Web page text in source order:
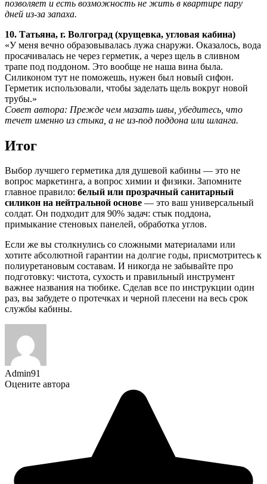
позволяет и есть возможность не жить в квартире пару
дней из-за запаха.
10. Татьяна, г. Волгоград (хрущевка, угловая кабина)
«У меня вечно образовывалась лужа снаружи. Оказалось, вода
просачивалась не через герметик, а через щель в сливном
трапе под поддоном. Это вообще не наша вина была.
Силиконом тут не поможешь, нужен был новый сифон.
Герметик использовали, чтобы заделать щель вокруг новой
трубы.»
Совет автора: Прежде чем мазать швы, убедитесь, что
течет именно из стыка, а не из-под поддона или шланга.
Итог
Выбор лучшего герметика для душевой кабины — это не
вопрос маркетинга, а вопрос химии и физики. Запомните
главное правило: белый или прозрачный санитарный
силикон на нейтральной основе — это ваш универсальный
солдат. Он подходит для 90% задач: стык поддона,
примыкание стеновых панелей, обработка углов.
Если же вы столкнулись со сложными материалами или
хотите абсолютной гарантии на долгие годы, присмотритесь к
полиуретановым составам. И никогда не забывайте про
подготовку: чистота, сухость и правильный инструмент
важнее названия на тюбике. Сделав все по инструкции один
раз, вы забудете о протечках и черной плесени на весь срок
службы кабины.
Admin91
Оцените автора